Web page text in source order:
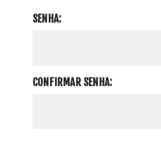
SENHA:
CONFIRMAR SENHA: